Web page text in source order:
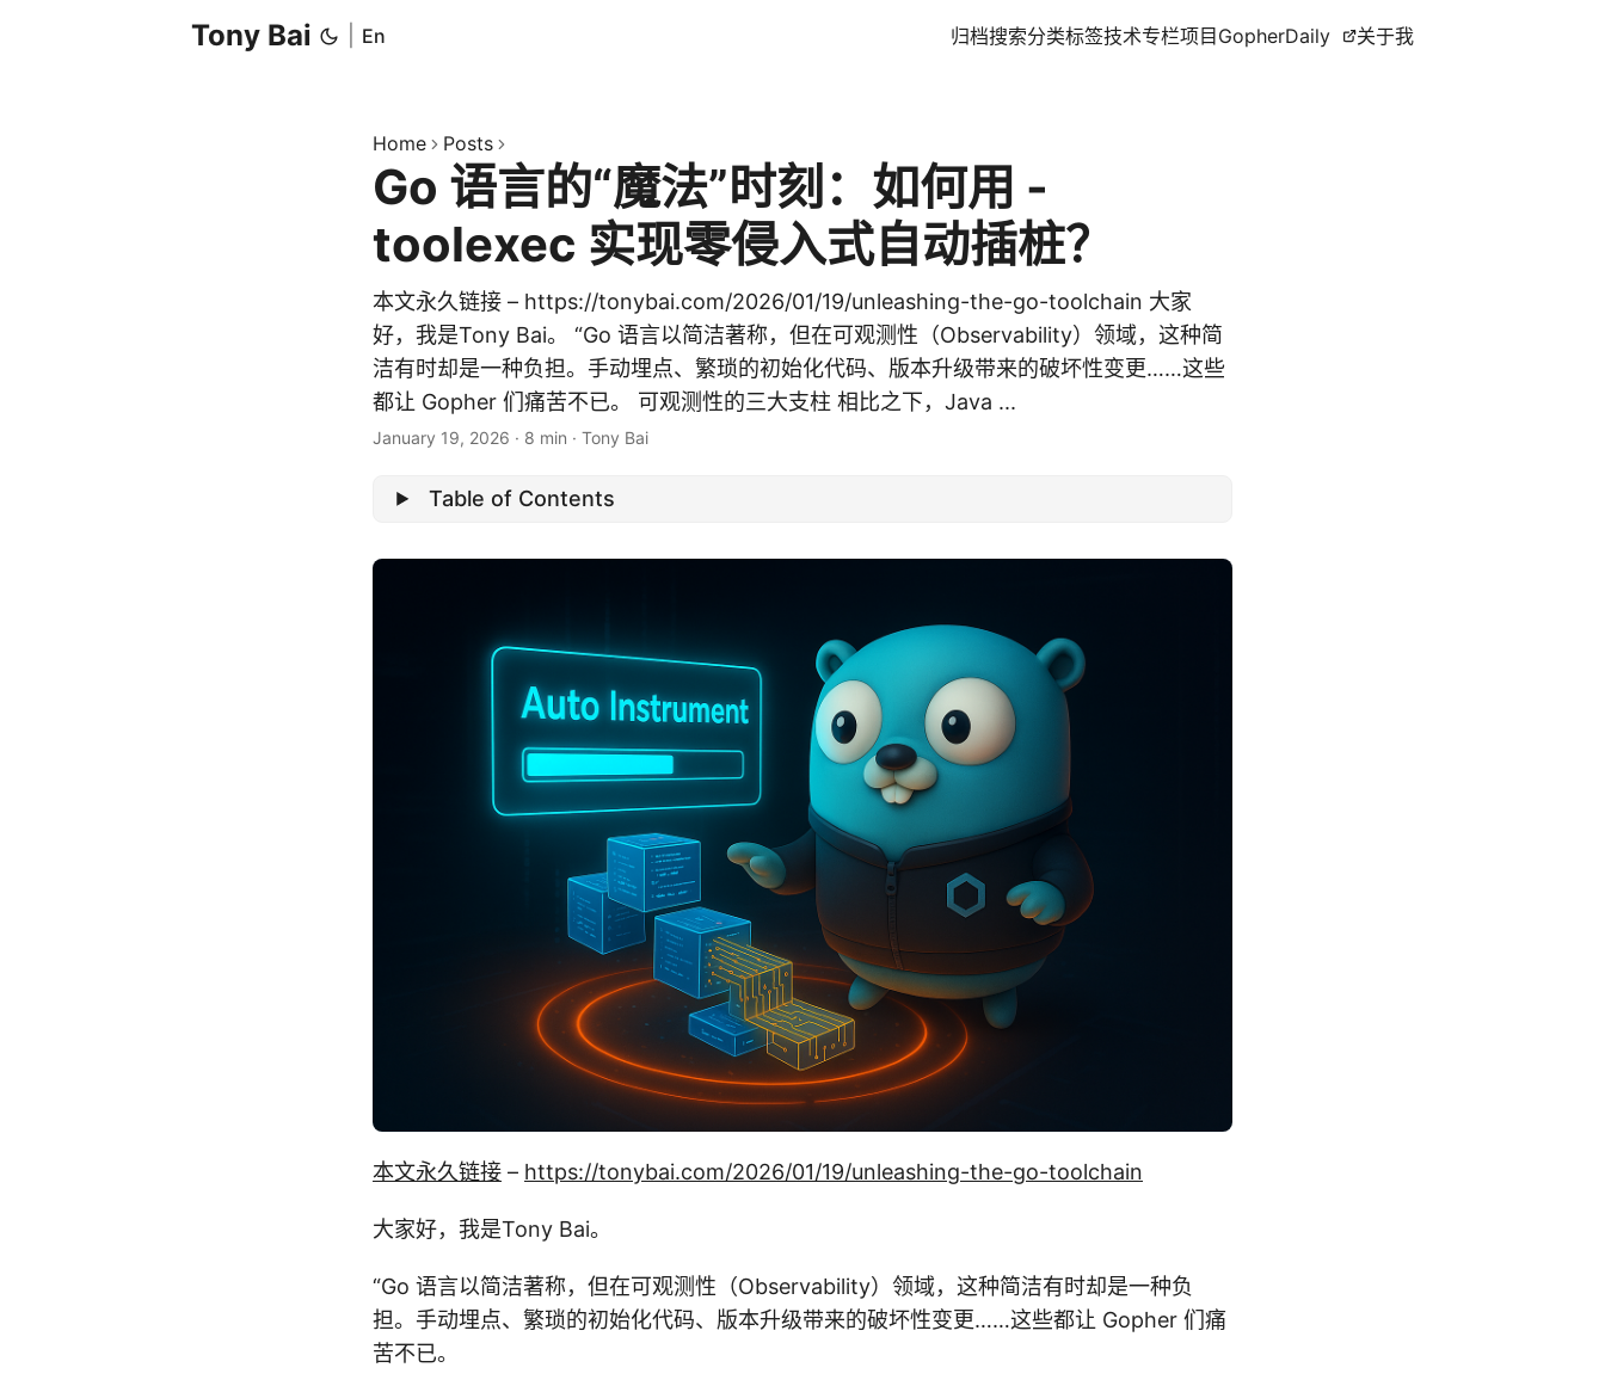
Tony Bai En 归档搜索分类标签技术专栏项目 GopherDaily 关于我
Home Posts
Go 语言的“魔法”时刻：如何用 -
toolexec 实现零侵入式自动插桩？
本文永久链接 – https://tonybai.com/2026/01/19/unleashing-the-go-toolchain 大家
好，我是Tony Bai。 “Go 语言以简洁著称，但在可观测性（Observability）领域，这种简
洁有时却是一种负担。手动埋点、繁琐的初始化代码、版本升级带来的破坏性变更……这些
都让 Gopher 们痛苦不已。 可观测性的三大支柱 相比之下，Java ...
January 19, 2026 · 8 min · Tony Bai
Table of Contents
本文永久链接 – https://tonybai.com/2026/01/19/unleashing-the-go-toolchain
大家好，我是Tony Bai。
“Go 语言以简洁著称，但在可观测性（Observability）领域，这种简洁有时却是一种负
担。手动埋点、繁琐的初始化代码、版本升级带来的破坏性变更……这些都让 Gopher 们痛
苦不已。